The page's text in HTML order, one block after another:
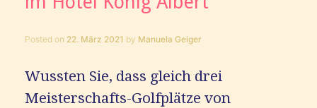
Posted on 22. März 2021 by Manuela Geiger
Wussten Sie, dass gleich drei
Meisterschafts-Golfplätze von